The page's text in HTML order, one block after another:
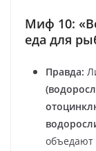
Миф 10:
еда для
Правда:
объедают